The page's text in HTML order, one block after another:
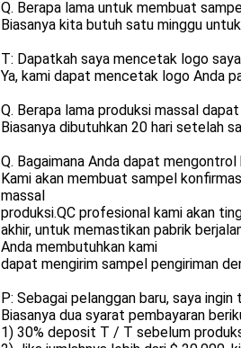
Q. Berapa lama untuk membuat
Biasanya kita butuh satu minggu
T: Dapatkah saya mencetak logo
Ya, kami dapat mencetak logo Anda
Q. Berapa lama produksi massal
Biasanya dibutuhkan 20 hari setelah
Q. Bagaimana Anda dapat
Kami akan membuat sampel
massal
produksi.QC profesional kami akan
akhir, untuk memastikan pabrik
Anda membutuhkan kami
dapat mengirim sampel pengiriman
P: Sebagai pelanggan baru, saya
Biasanya dua syarat pembayaran
1) 30% deposit T / T sebelum